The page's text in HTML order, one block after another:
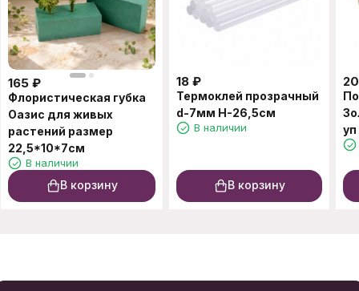
165 ₽
Флористическая губка
Оазис для живых
растений размер
22,5*10*7см
В наличии
В корзину
18 ₽
Термоклей прозрачный
d-7мм Н-26,5см
В наличии
В корзину